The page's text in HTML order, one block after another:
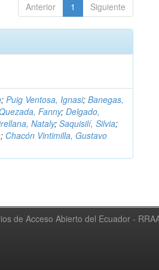
Anterior 1 Siguiente
;Puig Ventosa, Ignasi;Banegas,
Fanny;Delgado,
Nataly;Saquisilí, Silvia;
; Chacón Vintimilla, Gustavo
de Acceso Abierto del Ecuador -